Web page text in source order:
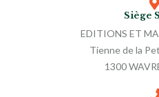
Siège
EDITIONS ET
Tienne de la
1300